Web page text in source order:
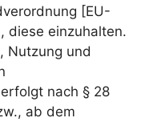
[EU-
diese einzuhalten.
Nutzung und
nach § 28
ab dem